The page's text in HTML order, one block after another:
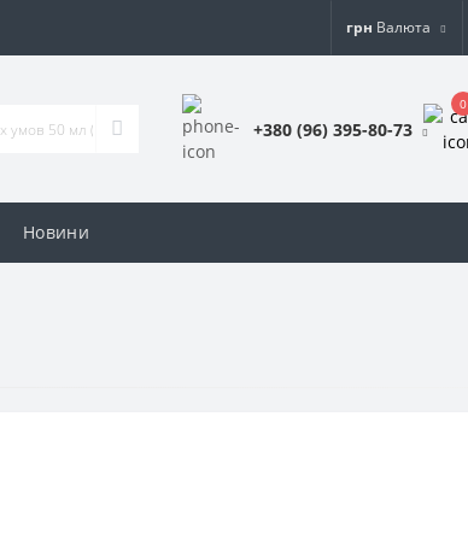
грн Валюта
+380 (96) 395-80-73
0
Новини